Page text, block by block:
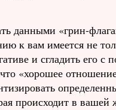
данными «грин-
к вам имеется не
и сгладить его
«хорошее
происходит в вашей